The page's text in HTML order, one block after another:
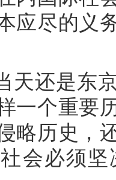
应尽的义
天还是东
一个重要
略历史，
会必须